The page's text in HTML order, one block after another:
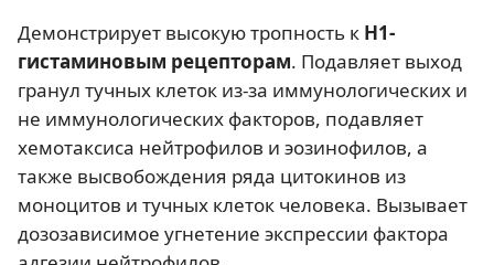
Демонстрирует высокую тропность к Н1-
гистаминовым рецепторам. Подавляет выход
гранул тучных клеток из-за иммунологических и
не иммунологических факторов, подавляет
хемотаксиса нейтрофилов и эозинофилов, а
также высвобождения ряда цитокинов из
моноцитов и тучных клеток человека. Вызывает
дозозависимое угнетение экспрессии фактора